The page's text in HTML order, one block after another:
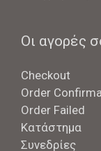
Οι αγορές
Checkout
Order
Order Failed
Κατάστημα
Συνεδρίες